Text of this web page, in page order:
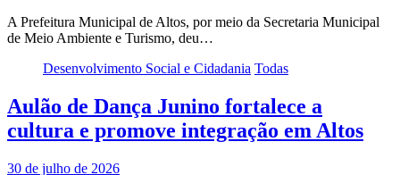
A Prefeitura Municipal de Altos, por meio da Secretaria Municipal
de Meio Ambiente e Turismo, deu…
Desenvolvimento Social e Cidadania Todas
Aulão de Dança Junino fortalece a
cultura e promove integração em Altos
30 de julho de 2026